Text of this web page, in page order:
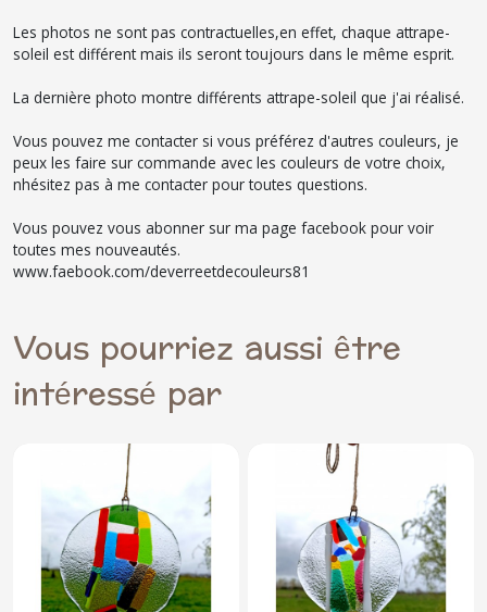
Les photos ne sont pas contractuelles,en effet, chaque attrape-
soleil est différent mais ils seront toujours dans le même esprit.
La dernière photo montre différents attrape-soleil que j'ai réalisé.
Vous pouvez me contacter si vous préférez d'autres couleurs, je
peux les faire sur commande avec les couleurs de votre choix,
nhésitez pas à me contacter pour toutes questions.
Vous pouvez vous abonner sur ma page facebook pour voir
toutes mes nouveautés.
www.faebook.com/deverreetdecouleurs81
Vous pourriez aussi être
intéressé par